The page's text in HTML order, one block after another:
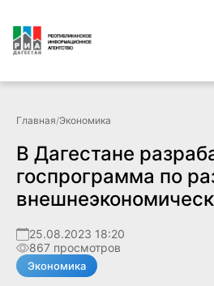
Главная/Экономика
В Дагестане
госпрограмма по
25.08.2023 18:20
867 просмотров
Экономика